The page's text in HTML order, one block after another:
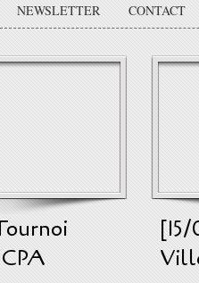
NEWSLETTER CONTACT